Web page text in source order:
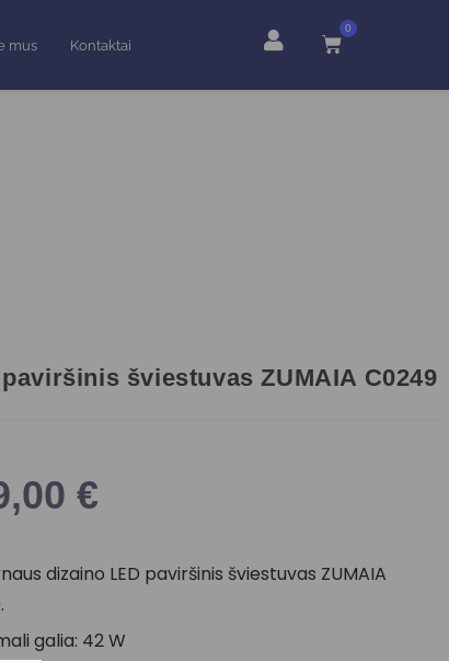
mus Kontaktai
0
šviestuvas ZUMAIA C0249
€
dizaino LED paviršinis šviestuvas ZUMAIA
galia: 42 W